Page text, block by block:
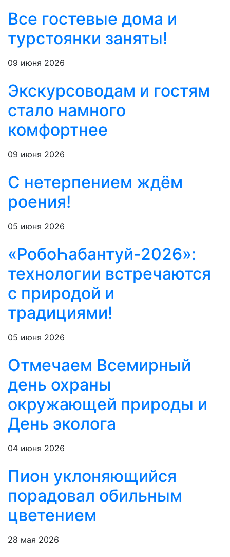
Все гостевые дома и
турстоянки заняты!
09 июня 2026
Экскурсоводам и гостям
стало намного
комфортнее
09 июня 2026
С нетерпением ждём
роения!
05 июня 2026
«РобоҺабантуй-2026»:
технологии встречаются
с природой и
традициями!
05 июня 2026
Отмечаем Всемирный
день охраны
окружающей природы и
День эколога
04 июня 2026
Пион уклоняющийся
порадовал обильным
цветением
28 мая 2026